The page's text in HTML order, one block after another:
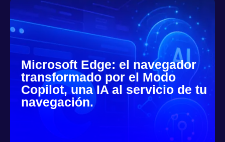
Microsoft Edge: el navegador
transformado por el Modo
Copilot, una IA al servicio de tu
navegación.